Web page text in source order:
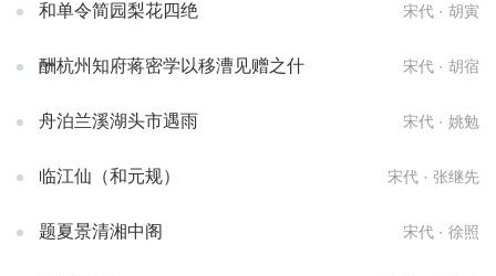
和单令简园梨花四绝 宋代 · 胡寅
酬杭州知府蒋密学以移漕见赠之什 宋代 · 胡宿
舟泊兰溪湖头市遇雨 宋代 · 姚勉
临江仙（和元规） 宋代 · 张继先
题夏景清湘中阁 宋代 · 徐照